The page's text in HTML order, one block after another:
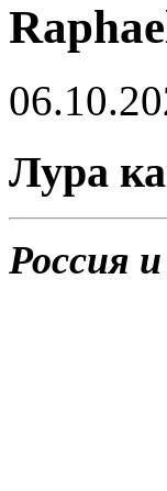
Лура
Россия